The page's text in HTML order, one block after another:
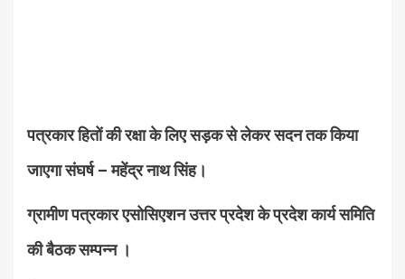
पत्रकार हितों की रक्षा के लिए सड़क से लेकर सदन तक किया
जाएगा संघर्ष – महेंद्र नाथ सिंह।
ग्रामीण पत्रकार एसोसिएशन उत्तर प्रदेश के प्रदेश कार्य समिति
की बैठक सम्पन्न ।